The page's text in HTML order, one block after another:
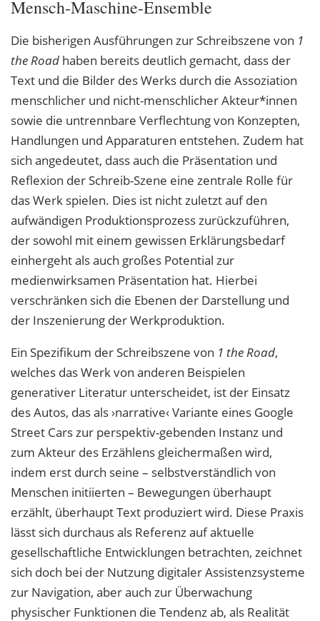
Mensch-Maschine-Ensemble
Die bisherigen Ausführungen zur Schreibszene von 1
the Road haben bereits deutlich gemacht, dass der
Text und die Bilder des Werks durch die Assoziation
menschlicher und nicht-menschlicher Akteur*innen
sowie die untrennbare Verflechtung von Konzepten,
Handlungen und Apparaturen entstehen. Zudem hat
sich angedeutet, dass auch die Präsentation und
Reflexion der Schreib-Szene eine zentrale Rolle für
das Werk spielen. Dies ist nicht zuletzt auf den
aufwändigen Produktionsprozess zurückzuführen,
der sowohl mit einem gewissen Erklärungsbedarf
einhergeht als auch großes Potential zur
medienwirksamen Präsentation hat. Hierbei
verschränken sich die Ebenen der Darstellung und
der Inszenierung der Werkproduktion.
Ein Spezifikum der Schreibszene von 1 the Road,
welches das Werk von anderen Beispielen
generativer Literatur unterscheidet, ist der Einsatz
des Autos, das als ›narrative‹ Variante eines Google
Street Cars zur perspektiv-gebenden Instanz und
zum Akteur des Erzählens gleichermaßen wird,
indem erst durch seine – selbstverständlich von
Menschen initiierten – Bewegungen überhaupt
erzählt, überhaupt Text produziert wird. Diese Praxis
lässt sich durchaus als Referenz auf aktuelle
gesellschaftliche Entwicklungen betrachten, zeichnet
sich doch bei der Nutzung digitaler Assistenzsysteme
zur Navigation, aber auch zur Überwachung
physischer Funktionen die Tendenz ab, als Realität